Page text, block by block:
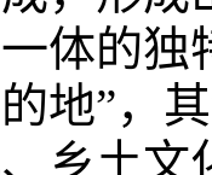
体的独
的地”，
乡土文